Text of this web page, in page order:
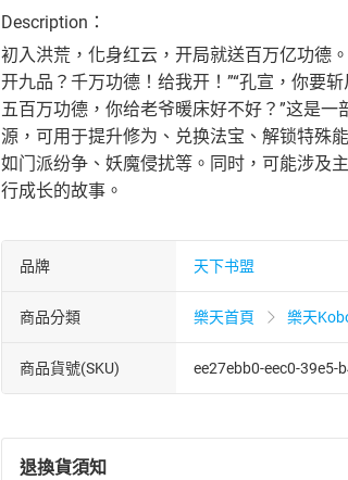
Description：
初入洪荒，化身红云，开局就送百万亿功德
开九品？千万功德！给我开！”“孔宣，你要
五百万功德，你给老爷暖床好不好？”这是
源，可用于提升修为、兑换法宝、解锁特殊
如门派纷争、妖魔侵扰等。同时，可能涉及
行成长的故事。
品牌 天下书盟
商品分類 樂天首頁 樂天
商品貨號(SKU) ee27ebb0-eec0-
退換貨須知